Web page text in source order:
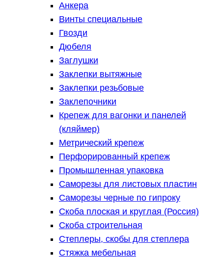
Анкера
Винты специальные
Гвозди
Дюбеля
Заглушки
Заклепки вытяжные
Заклепки резьбовые
Заклепочники
Крепеж для вагонки и панелей
(кляймер)
Метрический крепеж
Перфорированный крепеж
Промышленная упаковка
Саморезы для листовых пластин
Саморезы черные по гипроку
Скоба плоская и круглая (Россия)
Скоба строительная
Степлеры, скобы для степлера
Стяжка мебельная